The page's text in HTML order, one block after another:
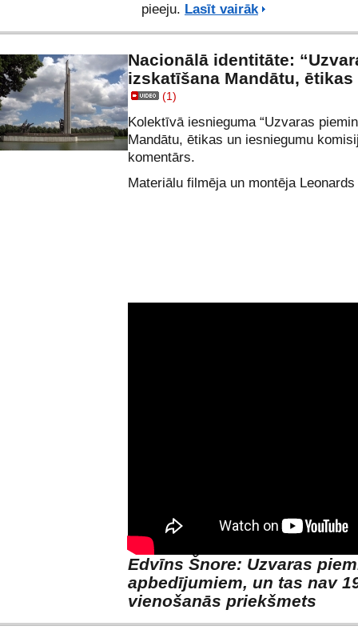
pieeju. Lasīt vairāk
Nacionālā identitāte:
izskatīšana Mandātu,
(1)
Kolektīvā iesnieguma “Uzvaras
Mandātu, ētikas un iesniegumu
komentārs.
Materiālu filmēja un montēja
Edvīns Šnore: Uzvaras
apbedījumiem, un tas nav
vienošanās priekšmets